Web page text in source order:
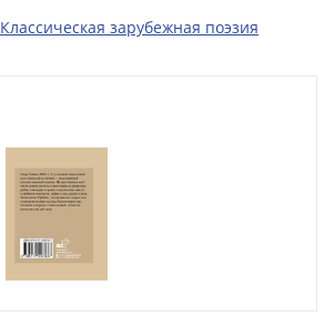
2000 экз.
20.12.2023
Классическая зарубежная поэзия